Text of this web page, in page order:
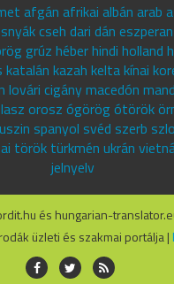
afgán afrikai albán arab
cseh dari dán
grúz héber hindi holland
katalán kazah kelta kínai
cigány macedón
orosz ógörög ótörök
spanyol svéd szerb
török türkmén ukrán
jelnyelv
és hungarian-
üzleti és szakmai portálja |